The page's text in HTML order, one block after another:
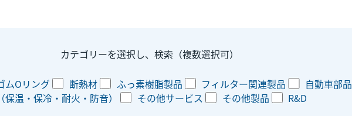
カテゴリーを選択し、検索（複数選択可）
ムOリング 断熱材 ふっ素樹脂製品 フィルター関連製品
自動車部品
保温・保冷・耐火・防音） その他サービス その他製品 R&D